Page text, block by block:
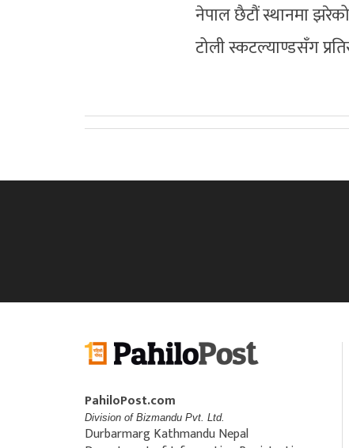
नेपाल छैटौं स्थानमा
टोली स्कटल्याण्डसँग
PahiloPost.com
Division of Bizmandu Pvt. Ltd.
Durbarmarg Kathmandu Nepal